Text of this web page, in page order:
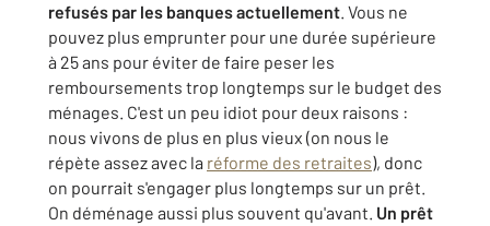
refusés par les banques actuellement. Vous ne
pouvez plus emprunter pour une durée supérieure
à 25 ans pour éviter de faire peser les
remboursements trop longtemps sur le budget des
ménages. C'est un peu idiot pour deux raisons :
nous vivons de plus en plus vieux (on nous le
répète assez avec la réforme des retraites), donc
on pourrait s'engager plus longtemps sur un prêt.
On déménage aussi plus souvent qu'avant. Un prêt